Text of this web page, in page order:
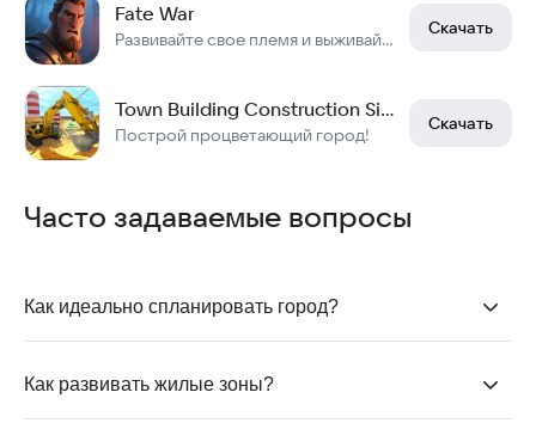
Fate War
Развивайте свое племя и выживайте на острове с реалистичной симуляцией погоды.
Скачать
Построй процветающий город!
Скачать
Часто задаваемые вопросы
Как идеально спланировать город?
которых сосредоточены центры обслуживания.
Как развивать жилые зоны?